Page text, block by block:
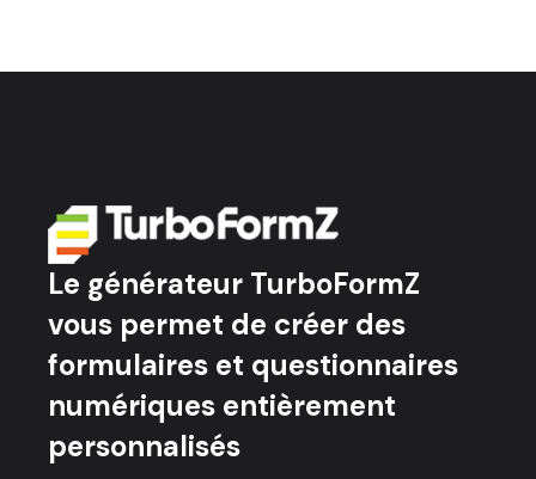
Le générateur TurboFormZ
vous permet de créer des
formulaires et questionnaires
numériques entièrement
personnalisés